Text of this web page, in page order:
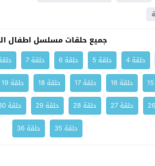
جميع حلقات مسلسل اطفال
حلقة 4 حلقة 5 حلقة 6 حلقة 7
حلقة 16 حلقة 17 حلقة 18 حلقة 19
حلقة 27 حلقة 28 حلقة 29 حلقة 30
حلقة 35
حلقة 36